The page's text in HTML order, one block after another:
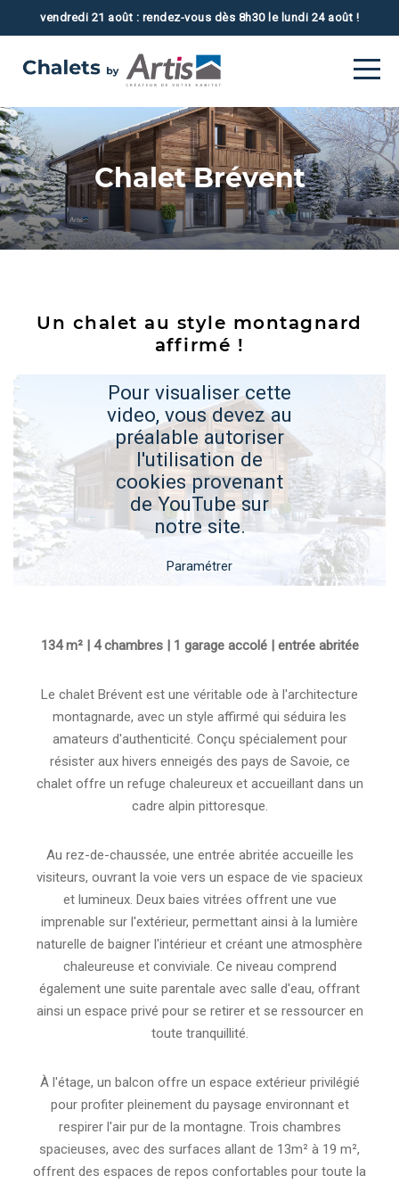
vendredi 21 août : rendez-vous dès 8h30 le lundi 24 août !
Chalet Brévent
Un chalet au style montagnard
affirmé !
Pour visualiser cette
video, vous devez au
préalable autoriser
l'utilisation de
cookies provenant
de YouTube sur
notre site.
Paramétrer
134 m² | 4 chambres | 1 garage accolé | entrée abritée
Le chalet Brévent est une véritable ode à l'architecture
montagnarde, avec un style affirmé qui séduira les
amateurs d'authenticité. Conçu spécialement pour
résister aux hivers enneigés des pays de Savoie, ce
chalet offre un refuge chaleureux et accueillant dans un
cadre alpin pittoresque.
Au rez-de-chaussée, une entrée abritée accueille les
visiteurs, ouvrant la voie vers un espace de vie spacieux
et lumineux. Deux baies vitrées offrent une vue
imprenable sur l'extérieur, permettant ainsi à la lumière
naturelle de baigner l'intérieur et créant une atmosphère
chaleureuse et conviviale. Ce niveau comprend
également une suite parentale avec salle d'eau, offrant
ainsi un espace privé pour se retirer et se ressourcer en
toute tranquillité.
À l'étage, un balcon offre un espace extérieur privilégié
pour profiter pleinement du paysage environnant et
respirer l'air pur de la montagne. Trois chambres
spacieuses, avec des surfaces allant de 13m² à 19 m²,
offrent des espaces de repos confortables pour toute la